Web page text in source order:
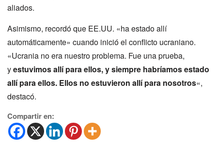
aliados.
Asimismo, recordó que EE.UU. «ha estado allí
automáticamente» cuando inició el conflicto ucraniano.
«Ucrania no era nuestro problema. Fue una prueba,
yestuvimos allí para ellos, y siempre habríamos estado
allí para ellos. Ellos no estuvieron allí para nosotros«,
destacó.
Compartir en: